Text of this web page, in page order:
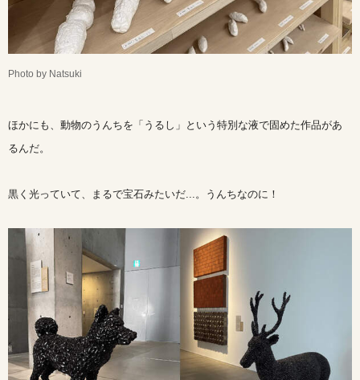
Photo by Natsuki
ほかにも、動物のうんちを「うるし」という特別な液で固めた作品があ
るんだ。
黒く光っていて、まるで宝石みたいだ...。うんちなのに！